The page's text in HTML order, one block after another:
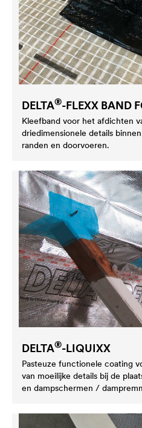
DELTA®-FLEXX BAND
Kleefband voor het afdichten
driedimensionele details
randen en doorvoeren.
DELTA®-LIQUIXX
Pasteuze functionele coating
van moeilijke details bij de
en dampschermen /